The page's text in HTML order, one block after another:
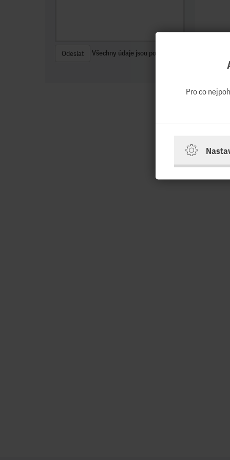
Odeslat Všechny údaje jsou povinné.
Pro co